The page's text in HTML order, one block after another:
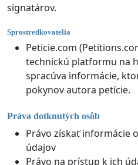
signatárov.
Sprostredkovatelia
Peticie.com
technickú platformu na
spracúva informácie,
pokynov autora petície.
Práva dotknutých osôb
Právo získať informácie
údajov
Právo na prístup k ich